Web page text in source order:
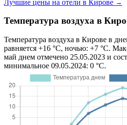
Лучшие цены на отели в Кирове →
Температура воздуха в
Температура воздуха в Кирове в
равняется +16 °C, ночью: +7 °C.
май днем отмечено 25.05.2023 и
минимальное 09.05.2024: 0 °C.